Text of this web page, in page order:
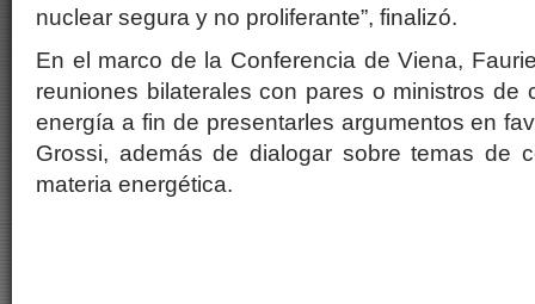
nuclear segura y no proliferante”, finalizó.
En el marco de la Conferencia de Viena,
reuniones bilaterales con pares o ministros de
energía a fin de presentarles argumentos en
Grossi, además de dialogar sobre temas de
materia energética.